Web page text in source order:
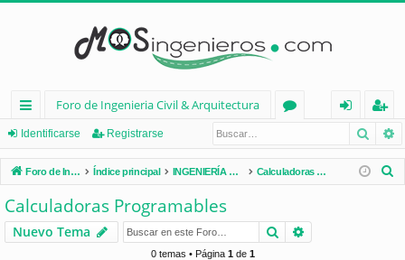
nl
ac
es
rá
pi
Foro de Ingenieria Civil & Arquitectura
os
nt
ifi
eg
ist
ra
Identificarse Registrarse
Foro de Ingenieria Civil & Arquitectura Índice principal INGENIERÍA CIVIL (España) Calculadoras Programables
Calculadoras Programables
Nuevo Tema Buscar
0 temas • Página 1de 1